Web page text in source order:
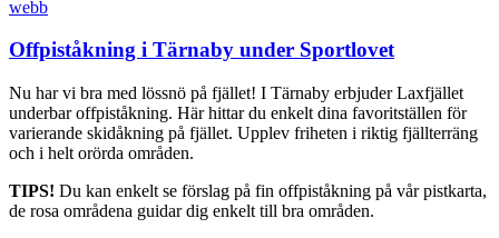
Offpiståkning i Tärnaby under Sportlovet
Nu har vi bra med lössnö på fjället! I Tärnaby erbjuder Laxfjället
underbar offpiståkning. Här hittar du enkelt dina favoritställen för
varierande skidåkning på fjället. Upplev friheten i riktig fjällterräng
och i helt orörda områden.
TIPS! Du kan enkelt se förslag på fin offpiståkning på vår pistkarta,
de rosa områdena guidar dig enkelt till bra områden.